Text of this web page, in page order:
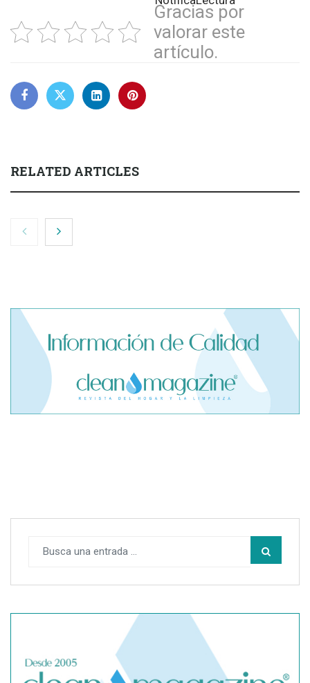
Gracias por
valorar este
artículo.
RELATED ARTICLES
El cofundador de Noctorial adquiere Amadeux para
SegurChollo advierte de los límites del seguro médico
privado ante un contagio de hantavirus fuera de España